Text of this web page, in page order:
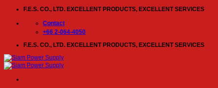
content
F.E.S. CO., LTD. EXCELLENT PRODUCTS, EXCELLENT SERVICES
Contact
+66 2-064-4050
F.E.S. CO., LTD. EXCELLENT PRODUCTS, EXCELLENT SERVICES